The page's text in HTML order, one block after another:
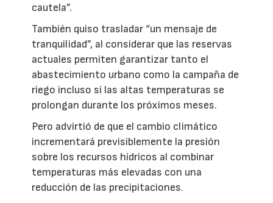
cautela”.
También quiso trasladar “un mensaje de
tranquilidad”, al considerar que las reservas
actuales permiten garantizar tanto el
abastecimiento urbano como la campaña de
riego incluso si las altas temperaturas se
prolongan durante los próximos meses.
Pero advirtió de que el cambio climático
incrementará previsiblemente la presión
sobre los recursos hídricos al combinar
temperaturas más elevadas con una
reducción de las precipitaciones.